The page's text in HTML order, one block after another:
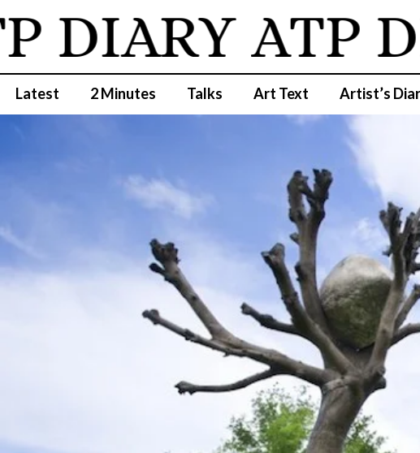
ATP
Latest 2 Minutes Talks Art Text Artist’s